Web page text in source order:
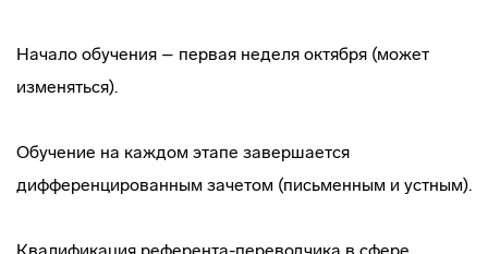
Начало обучения – первая неделя октября (может
изменяться).
Обучение на каждом этапе завершается
дифференцированным зачетом (письменным и устным).